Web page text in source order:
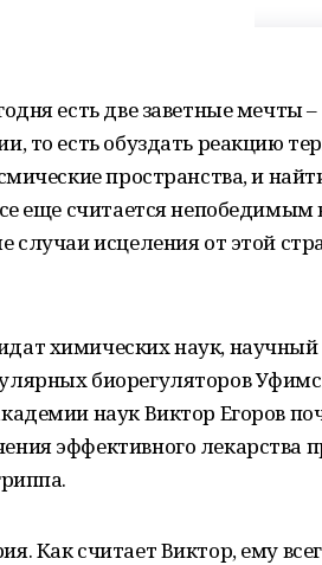
есть две заветные мечты
то есть обуздать реакцию
пространства, и
еще считается непобедимым
случаи исцеления от этой
химических наук, научный
биорегуляторов
наук Виктор Егоров
эффективного лекарства
Как считает Виктор, ему